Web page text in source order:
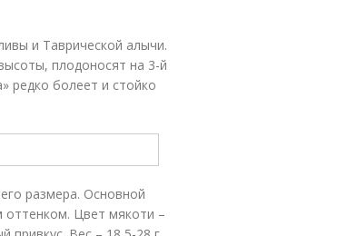
и Таврической алычи.
плодоносят на 3-й
редко болеет и стойко
размера. Основной
Цвет мякоти –